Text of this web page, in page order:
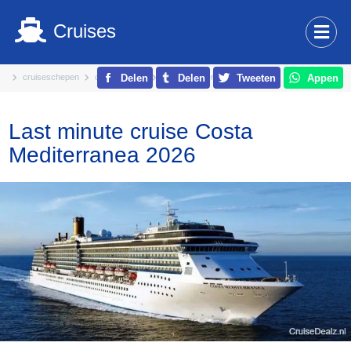
cruiseschepen costa cruises costa mediterranea
Cruises
Last minute cruise Costa
Mediterranea 2026
Delen Delen Tweeten Appen